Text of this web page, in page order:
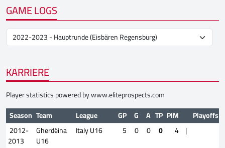
GAME LOGS
KARRIERE
Player statistics powered bywww.eliteprospects.com
Season Team League GP G A TP PIM
Playoffs
2012-
2013
Gherdëina
U16
Italy U16 5 0 0 0 4 |